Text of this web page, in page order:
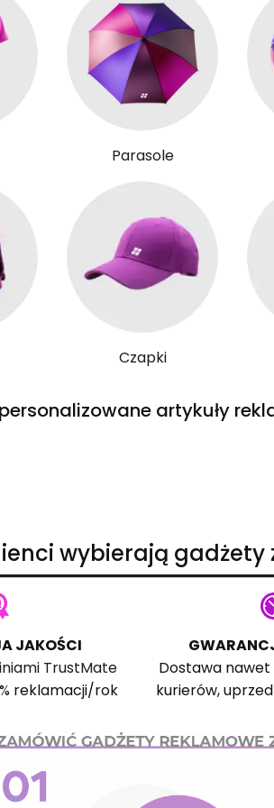
Parasole
Czapki
artykuły
wybierają
JAKOŚCI
TrustMate
reklamacji/rok
Dostawa nawet
kurierów,